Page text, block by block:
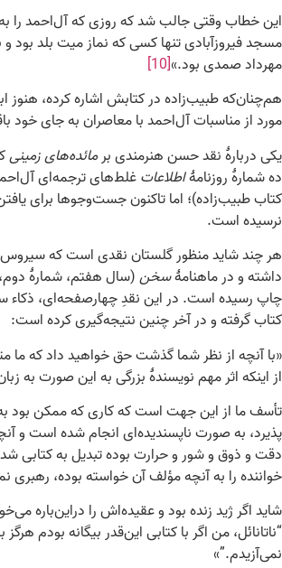
این خطاب وقتی جالب شد که روزی که آل‌احمد را
مسجد فیروزآبادی تنها کسی که نماز میت بلد بود و
مهرداد صمدی بود.»[10]
هم‌چنان‌که طبیب‌زاده در کتابش اشاره کرده، هنوز
مورد از مناسبات آل‌احمد با معاصران به جای خود
یکی دربارهٔ نقد حسن هنرمندی برمائده‌های زمینی
ده شمارهٔ روزنامهٔاطلاعات
کتاب طبیب‌زاده)؛ اما تاکنون جست‌وجوها برای
نرسیده است.
هر چند شاید منظور گلستان نقدی است که سیروس
داشته و در ماهنامهٔسخن
چاپ رسیده است. در این نقدِ چهارصفحه‌ای، ذکاء
کتاب گرفته و در آخر چنین نتیجه‌گیری کرده است:
«با آنچه از نظر شما گذشت حق خواهید داد که
از اینکه اثر مهم نویسندهٔ بزرگی به این صورت به
تأسف ما از این جهت است که کاری که ممکن بود
پذیرد، به صورت ناپسندیده‌ای انجام شده است و
دقت و ذوق و شور و حرارت بوده تبدیل به کتابی
خواننده را به آنچه مؤلف آن خواسته بوده، رهبری
شاید اگر ژید زنده بود و عقیده‌اش را دراین‌باره
“ناتانائل، من اگر با کتابی این‌قدر بیگانه بودم
نمی‌آزیدم.”»